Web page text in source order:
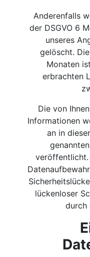
Anderenfalls
der DSGVO 6
unseres
gelöscht.
Monaten
erbrachten
Die von
Informationen
an in
veröffentlicht.
lückenloser
durch